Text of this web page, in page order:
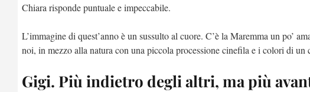
Chiara risponde puntuale e impeccabile.
L’immagine di quest’anno è un sussulto al cuore. C’è la Maremma un po’
noi, in mezzo alla natura con una piccola processione cinefila e i colori di un
Gigi. Più indietro degli altri, ma più